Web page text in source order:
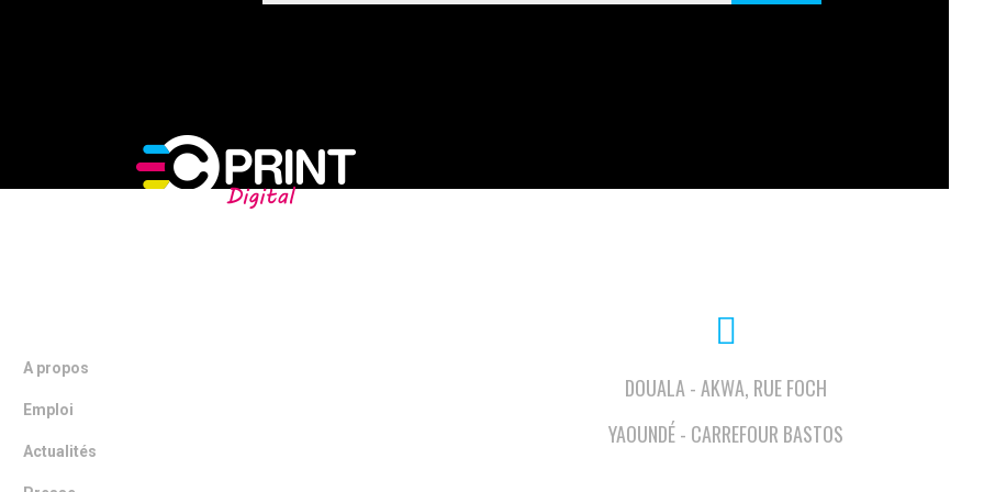
A propos
Emploi
Actualités
DOUALA - AKWA, RUE FOCH
YAOUNDÉ - CARREFOUR BASTOS